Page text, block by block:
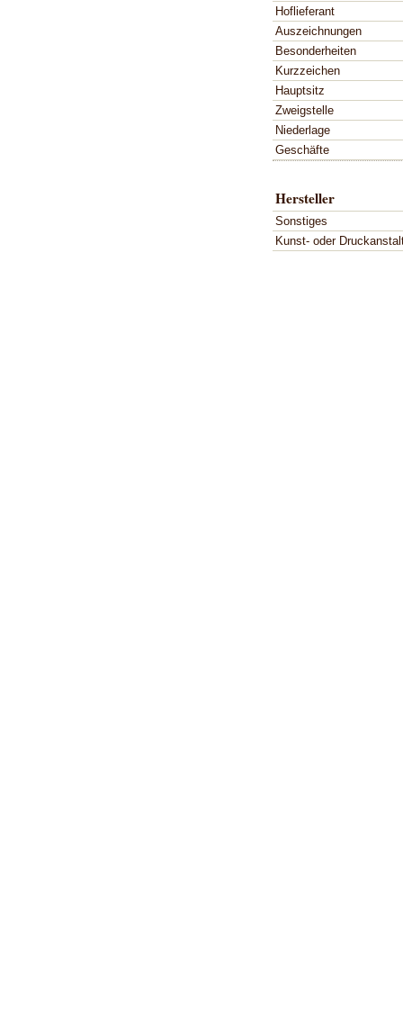
Hoflieferant
Auszeichnungen
Besonderheiten
Kurzzeichen
Hauptsitz
Zweigstelle
Niederlage
Geschäfte
Hersteller
Sonstiges
Kunst- oder